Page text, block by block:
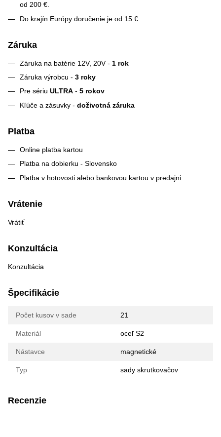
od 200 €.
Do krajín Európy doručenie je od 15 €.
Záruka
Záruka na batérie 12V, 20V - 1 rok
Záruka výrobcu - 3 roky
Pre sériu ULTRA - 5 rokov
Kľúče a zásuvky - doživotná záruka
Platba
Online platba kartou
Platba na dobierku - Slovensko
Platba v hotovosti alebo bankovou kartou v predajni
Vrátenie
Vrátiť
Konzultácia
Konzultácia
Špecifikácie
Počet kusov v sade 21
Materiál oceľ S2
Nástavce magnetické
Typ sady skrutkovačov
Recenzie